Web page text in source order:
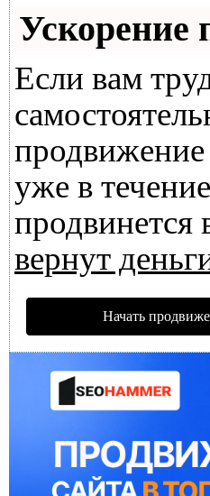
Ускорение
Если вам
продвижение
уже в
продвинется
вернут
Начать